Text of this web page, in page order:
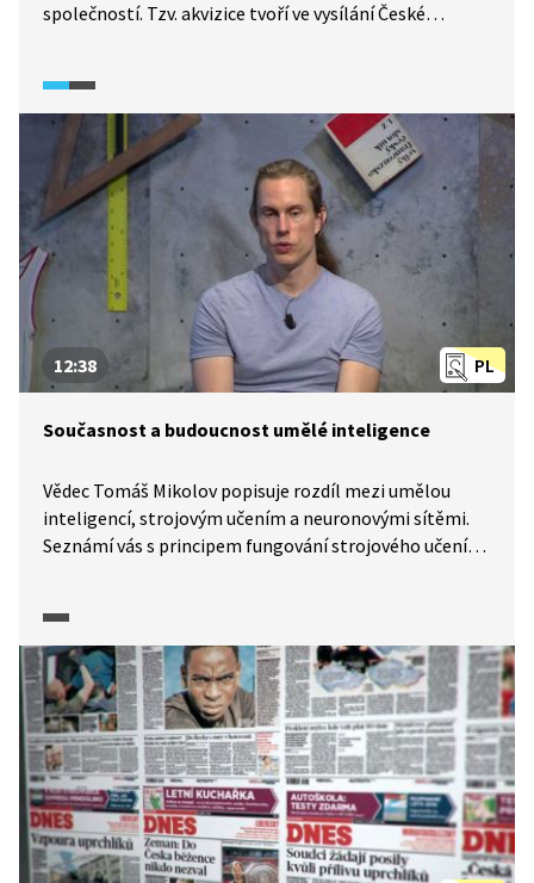
společností. Tzv. akvizice tvoří ve vysílání České
a doba dostupnosti v online archivu. O akvizice se
starají tvůrčí skupiny a právě o těch a jejich práci se
dozvíte více ve videu.
PL
12:38
Současnost a budoucnost umělé inteligence
Vědec Tomáš Mikolov popisuje rozdíl mezi umělou
inteligencí, strojovým učením a neuronovými sítěmi.
Seznámí vás s principem fungování strojového učení
budoucnosti obávat.